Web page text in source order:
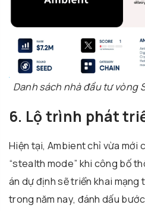
Danh sách nhà đầu tư vòng
6. Lộ trình phát
Hiện tại, Ambient chỉ vừa mới
“stealth mode” khi công bố
án dự định sẽ triển khai
trong năm nay, đánh dấu